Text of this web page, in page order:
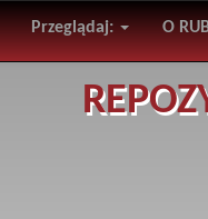
Przeglądaj: O